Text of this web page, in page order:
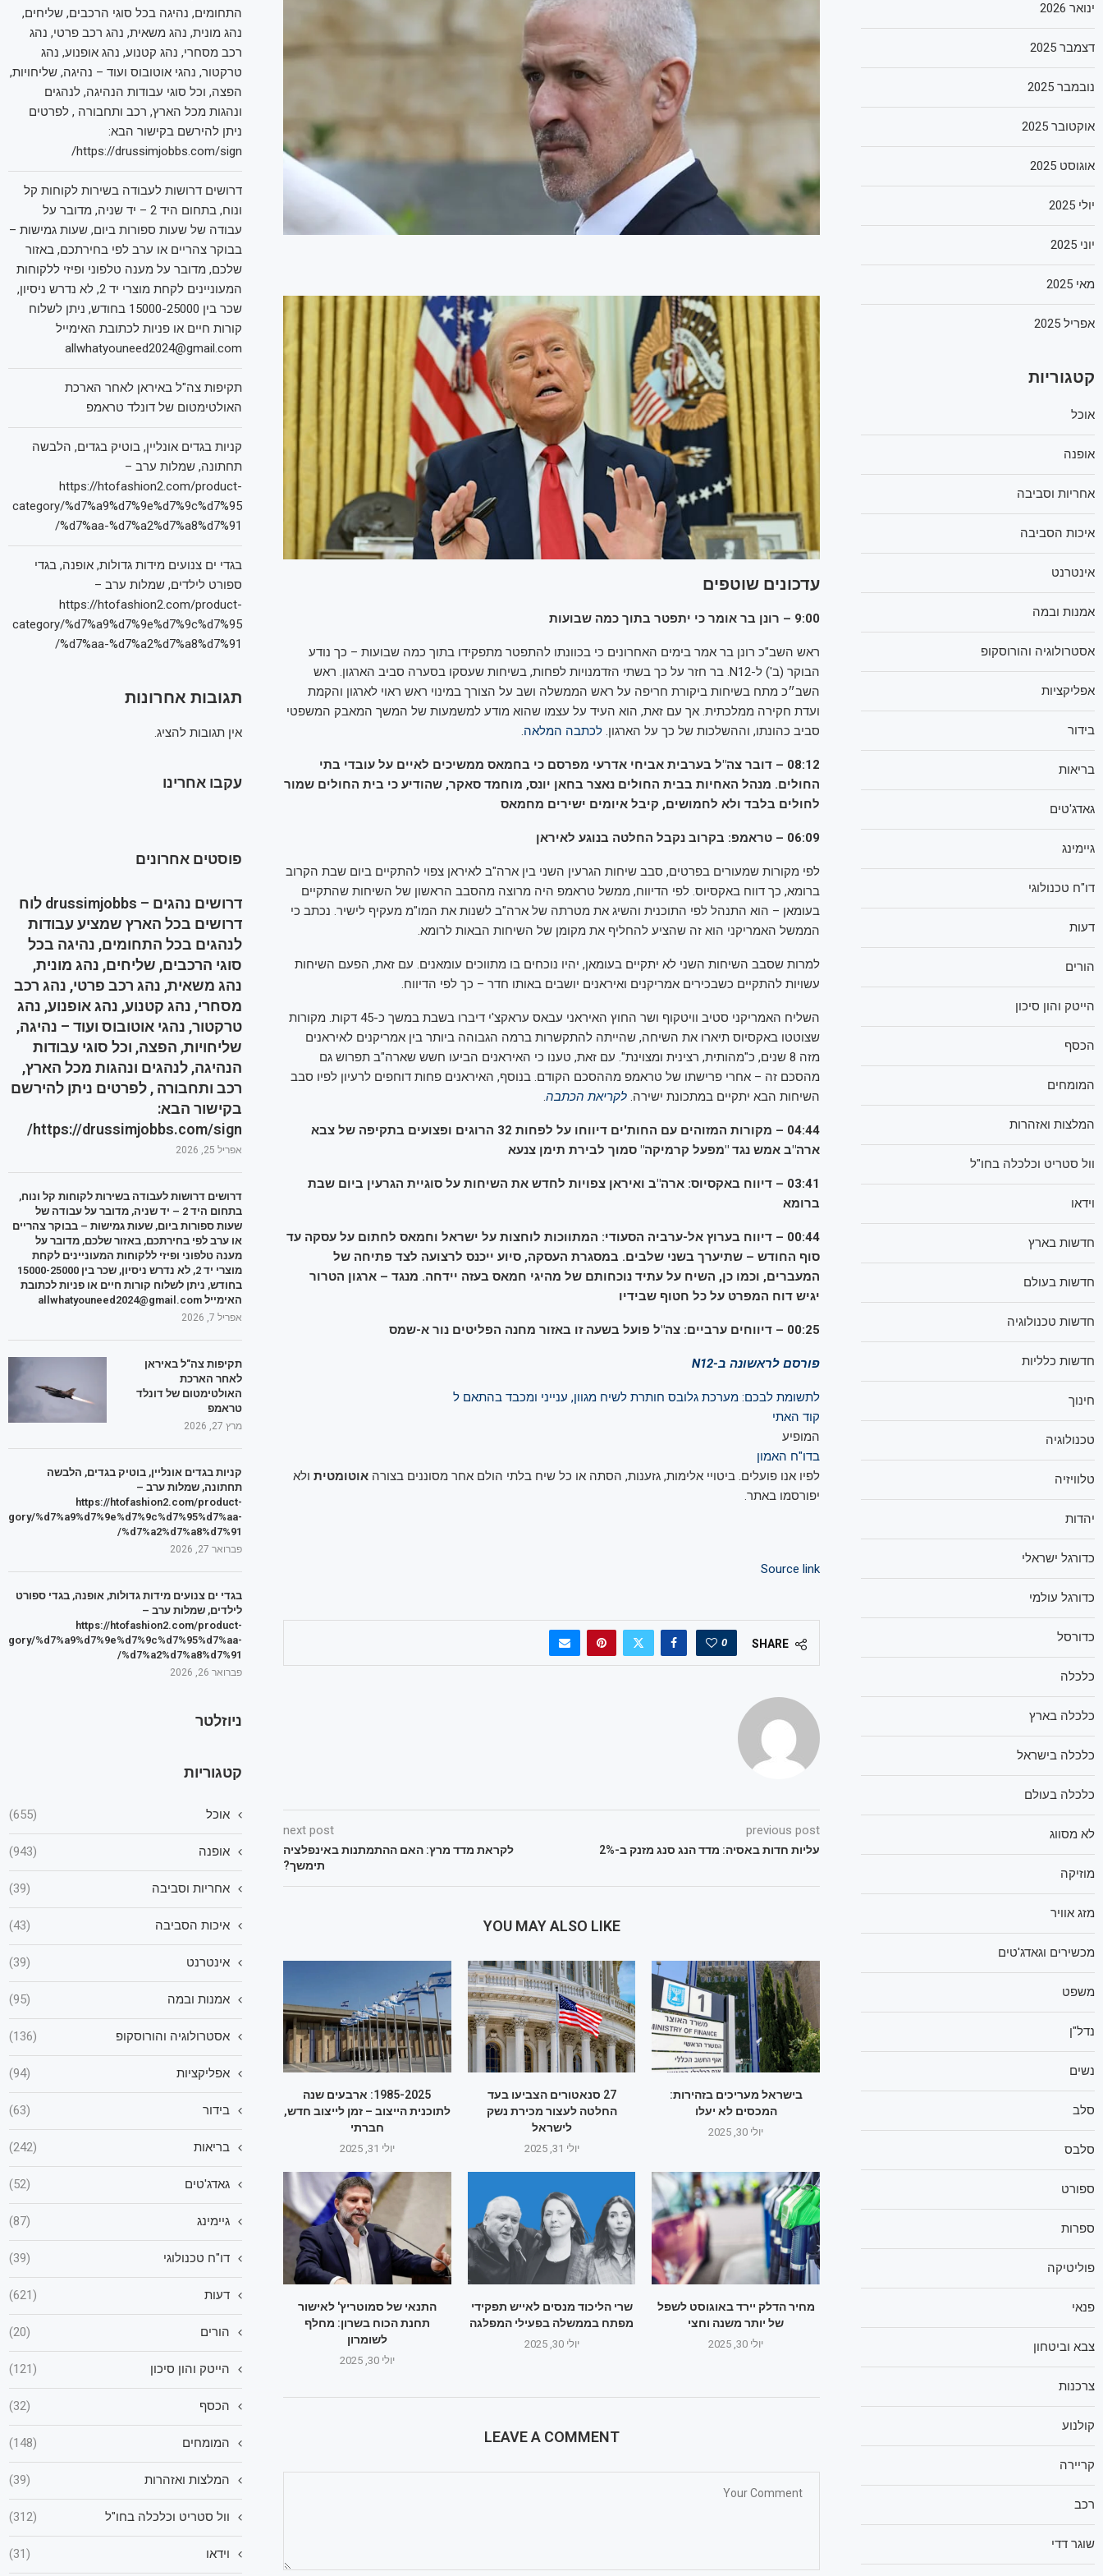
עדכונים שוטפים
9:00 – רונן בר אומר כי יתפטר בתוך כמה שבועות
ראש השב"כ רונן בר אמר בימים האחרונים כי בכוונתו להתפטר מתפקידו בתוך כמה שבועות – כך נודע
הבוקר (ב') ל-N12. בר חזר על כך בשתי הזדמנויות לפחות, בשיחות שעסקו בסערה סביב הארגון. ראש
השב״כ מתח בשיחות ביקורת חריפה על ראש הממשלה ושב על הצורך במינוי ראש ראוי לארגון והקמת
ועדת חקירה ממלכתית. אך עם זאת, הוא העיד על עצמו שהוא מודע למשמעות של המשך המאבק המשפטי
סביב כהונתו, וההשלכות של כך על הארגון. לכתבה המלאה
08:12 – דובר צה"ל בערבית אביחי אדרעי מפרסם כי בחמאס ממשיכים לאיים על עובדי בתי
החולים. מנהל האחיות בבית החולים נאצר בחאן יונס, מוחמד סאקר, שהודיע ​​כי בית החולים שמור
לחולים בלבד ולא לחמושים, קיבל איומים ישירים מחמאס
06:09 – טראמפ: בקרוב נקבל החלטה בנוגע לאיראן
לפי מקורות שמעורים בפרטים, סבב שיחות הגרעין השני בין ארה"ב לאיראן צפוי להתקיים ביום שבת הקרוב
ברומא, כך דווח באקסיוס. לפי הדיווח, ממשל טראמפ היה מרוצה מהסבב הראשון של השיחות שהתקיים
בעומאן – הוא התנהל לפי התוכנית והשיג את מטרתה של ארה"ב לשנות את המו"מ מעקיף לישיר. נכתב כי
הממשל האמריקני הוא זה שהציע להחליף את מקומן של השיחות הבאות לרומא.
למרות שסבב השיחות השני לא יתקיים בעומאן, יהיו נוכחים בו מתווכים עומאנים. עם זאת, הפעם השיחות
עשויות להתקיים כשבכירים אמריקנים ואיראנים יושבים באותו חדר – כך לפי הדיווח.
השליח האמריקני סטיב וויטקוף ושר החוץ האיראני עבאס עראקצ'י דיברו בשבת במשך כ-45 דקות. מקורות
שצוטטו באקסיוס תיארו את השיחה, שהייתה להתקשרות ברמה הגבוהה ביותר בין אמריקנים לאיראנים
מזה 8 שנים, כ"מהותית, רצינית ומצוינת". עם זאת, טענו כי האיראנים הביעו חשש שארה"ב תפרוש גם
מהסכם זה – אחרי פרישתו של טראמפ מההסכם הקודם. בנוסף, האיראנים פחות דוחפים לרעיון לפיו סבב ​​
השיחות הבא יתקיים במתכונת ישירה. לקריאת הכתבה.
04:44 – מקורות המזוהים עם החות'ים דיווחו על לפחות 32 הרוגים ופצועים בתקיפה של צבא
ארה"ב אמש נגד "מפעל קרמיקה" סמוך לבירת תימן צנעא
03:41 – דיווח באקסיוס: ארה"ב ואיראן צפויות לחדש את השיחות על סוגיית הגרעין ביום שבת
ברומא
00:44 – דיווח בערוץ אל-ערביה הסעודי: המתווכות לוחצות על ישראל וחמאס לחתום על עסקה עד
סוף החודש – שתיערך בשני שלבים. במסגרת העסקה, סיוע ייכנס לרצועה לצד פתיחה של
המעברים, וכמו כן, השיח על עתיד נוכחותם של מהיגי חמאס בעזה יידחה. מנגד – ארגון הטרור
יגיש דוח המפרט על כל חטוף שבידיו
00:25 – דיווחים ערביים: צה"ל פועל בשעה זו באזור מחנה הפליטים נור א-שמס
פורסם לראשונה ב-N12
לתשומת לבכם: מערכת גלובס חותרת לשיח מגוון, ענייני ומכבד בהתאם ל
קוד האתי
המופיע
בדו"ח האמון
לפיו אנו פועלים. ביטויי אלימות, גזענות, הסתה או כל שיח בלתי הולם אחר מסוננים בצורה אוטומטיתולא
יפורסמו באתר.
Source link
SHARE
0
previous post
עליות חדות באסיה: מדד הנג סנג מזנק ב-2%
next post
לקראת מדד מרץ: האם ההתמתנות באינפלציה
תימשך?
YOU MAY ALSO LIKE
1985-2025: ארבעים שנה
לתוכנית הייצוב – זמן לייצוב חדש,
חברתי
יולי 31, 2025
27 סנאטורים הצביעו בעד
החלטה לעצור מכירת נשק
לישראל
יולי 31, 2025
בישראל מעריכים בזהירות:
המכסים לא יעלו
יולי 30, 2025
התנאי של סמוטריץ' לאישור
תחנת הכוח בשרון: מחלף
לשומרון
יולי 30, 2025
שרי הליכוד מנסים לאייש תפקידי
מפתח בממשלה בפעילי המפלגה
יולי 30, 2025
מחיר הדלק יירד באוגוסט לשפל
של יותר משנה וחצי
יולי 30, 2025
LEAVE A COMMENT
התחומים, נהיגה בכל סוגי הרכבים, שליחים,
נהג מונית, נהג משאית, נהג רכב פרטי, נהג
רכב מסחרי, נהג קטנוע, נהג אופנוע, נהג
טרקטור, נהגי אוטובוס ועוד – נהיגה, שליחויות,
הפצה, וכל סוגי עבודות הנהיגה, לנהגים
ונהגות מכל הארץ, רכב ותחבורה , לפרטים
ניתן להירשם בקישור הבא:
https://drussimjobbs.com/sign/
דרושים דרושות לעבודה בשירות לקוחות קל
ונוח, בתחום היד 2 – יד שניה, מדובר על
עבודה של שעות ספורות ביום, שעות גמישות –
בבוקר צהריים או ערב לפי בחירתכם, באזור
שלכם, מדובר על מענה טלפוני ופיזי ללקוחות
המעוניינים לקחת מוצרי יד 2, לא נדרש ניסיון,
שכר בין 15000-25000 בחודש, ניתן לשלוח
קורות חיים או פניות לכתובת האימייל
allwhatyouneed2024@gmail.com
תקיפות צה"ל באיראן לאחר הארכת
האולטימטום של דונלד טראמפ
קניות בגדים אונליין, בוטיק בגדים, הלבשה
תחתונה, שמלות ערב –
https://htofashion2.com/product-
category/%d7%a9%d7%9e%d7%9c%d7%95
%d7%aa-%d7%a2%d7%a8%d7%91/
בגדי ים צנועים מידות גדולות, אופנה, בגדי
ספורט לילדים, שמלות ערב –
https://htofashion2.com/product-
category/%d7%a9%d7%9e%d7%9c%d7%95
%d7%aa-%d7%a2%d7%a8%d7%91/
תגובות אחרונות
אין תגובות להציג.
עקבו אחרינו
פוסטים אחרונים
דרושים נהגים – drussimjobbs לוח
דרושים בכל הארץ שמציע עבודות
לנהגים בכל התחומים, נהיגה בכל
סוגי הרכבים, שליחים, נהג מונית,
נהג משאית, נהג רכב פרטי, נהג רכב
מסחרי, נהג קטנוע, נהג אופנוע, נהג
טרקטור, נהגי אוטובוס ועוד – נהיגה,
שליחויות, הפצה, וכל סוגי עבודות
הנהיגה, לנהגים ונהגות מכל הארץ,
רכב ותחבורה , לפרטים ניתן להירשם
בקישור הבא:
https://drussimjobbs.com/sign/
אפריל 25, 2026
דרושים דרושות לעבודה בשירות לקוחות קל ונוח,
בתחום היד 2 – יד שניה, מדובר על עבודה של
שעות ספורות ביום, שעות גמישות – בבוקר צהריים
או ערב לפי בחירתכם, באזור שלכם, מדובר על
מענה טלפוני ופיזי ללקוחות המעוניינים לקחת
מוצרי יד 2, לא נדרש ניסיון, שכר בין 15000-25000
בחודש, ניתן לשלוח קורות חיים או פניות לכתובת
האימייל allwhatyouneed2024@gmail.com
אפריל 7, 2026
תקיפות צה"ל באיראן
לאחר הארכת
האולטימטום של דונלד
טראמפ
מרץ 27, 2026
קניות בגדים אונליין, בוטיק בגדים, הלבשה
תחתונה, שמלות ערב –
https://htofashion2.com/product-
%d7%a9%d7%9e%d7%9c%d7%95%d7%aa-
%d7%a2%d7%a8%d7%91/
פברואר 27, 2026
בגדי ים צנועים מידות גדולות, אופנה, בגדי ספורט
לילדים, שמלות ערב –
https://htofashion2.com/product-
%d7%a9%d7%9e%d7%9c%d7%95%d7%aa-
%d7%a2%d7%a8%d7%91/
פברואר 26, 2026
ניוזלטר
קטגוריות
אוכל (655)
אופנה (943)
אחריות וסביבה (39)
איכות הסביבה (43)
אינטרנט (39)
אמנות ובמה (95)
אסטרולוגיה והורוסקופ (136)
אפליקציות (94)
בידור (63)
בריאות (242)
גאדג'טים (52)
גיימינג (87)
דו"ח טכנולוגי (39)
דעות (621)
הורים (20)
הייטק והון סיכון (121)
הכסף (32)
המומחים (148)
המלצות ואזהרות (39)
וול סטריט וכלכלה בחו"ל (312)
וידאו (31)
ינואר 2026
דצמבר 2025
נובמבר 2025
אוקטובר 2025
אוגוסט 2025
יולי 2025
יוני 2025
מאי 2025
אפריל 2025
קטגוריות
אוכל
אופנה
אחריות וסביבה
איכות הסביבה
אינטרנט
אמנות ובמה
אסטרולוגיה והורוסקופ
אפליקציות
בידור
בריאות
גאדג'טים
גיימינג
דו"ח טכנולוגי
דעות
הורים
הייטק והון סיכון
הכסף
המומחים
המלצות ואזהרות
וול סטריט וכלכלה בחו"ל
וידאו
חדשות בארץ
חדשות בעולם
חדשות טכנולוגיה
חדשות כלליות
חינוך
טכנולוגיה
טלוויזיה
יהדות
כדורגל ישראלי
כדורגל עולמי
כדורסל
כלכלה
כלכלה בארץ
כלכלה בישראל
כלכלה בעולם
לא מסווג
מוזיקה
מזג אוויר
מכשירים וגאדג'טים
משפט
נדל"ן
נשים
סלב
סלבס
ספורט
ספרות
פוליטיקה
פנאי
צבא וביטחון
צרכנות
קולנוע
קריירה
רכב
שוגר דדי